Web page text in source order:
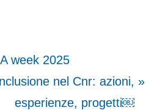
week 2025
nel Cnr: azioni,
esperienze, progetti￼